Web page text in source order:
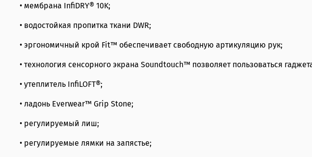
• мембрана InfiDRY® 10K;
• водостойкая пропитка ткани DWR;
• эргономичный крой Fit™ обеспечивает свободную артикуляцию рук;
• технология сенсорного экрана Soundtouch™ позволяет пользоваться
• утеплитель InfiLOFT®;
• ладонь Everwear™ Grip Stone;
• регулируемый лиш;
• регулируемые лямки на запястье;